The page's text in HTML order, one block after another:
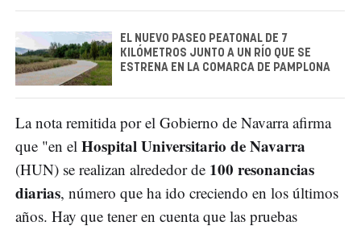
EL NUEVO PASEO PEATONAL DE 7
KILÓMETROS JUNTO A UN RÍO QUE SE
ESTRENA EN LA COMARCA DE PAMPLONA
La nota remitida por el Gobierno de Navarra afirma
que "en el Hospital Universitario de Navarra
(HUN) se realizan alrededor de 100 resonancias
diarias, número que ha ido creciendo en los últimos
años. Hay que tener en cuenta que las pruebas